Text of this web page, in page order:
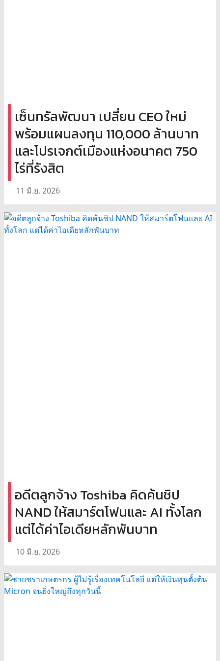
เซ็นทรัลพัฒนา เปลี่ยน CEO ใหม่
พร้อมแผนลงทุน 110,000 ล้านบาท
และโปรเจกต์เมืองแห่งอนาคต 750
ไร่ที่รังสิต
11 มิ.ย. 2026
อดีตลูกจ้าง Toshiba คิดค้นชิป
NAND ให้สมาร์ตโฟนและ AI ทั้งโลก
แต่ได้ค่าไอเดียหลักพันบาท
10 มิ.ย. 2026